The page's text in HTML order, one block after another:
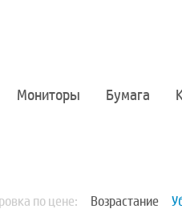
Мониторы Бумага
по цене: Возрастание